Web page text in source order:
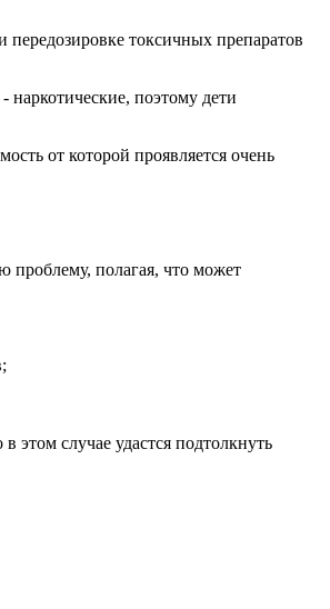
токсичных препаратов
поэтому дети
от которой проявляется очень
проблему, полагая, что может
этом случае удастся подтолкнуть